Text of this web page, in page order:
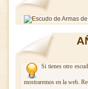
Si tienes otro
mostraremos en la web.